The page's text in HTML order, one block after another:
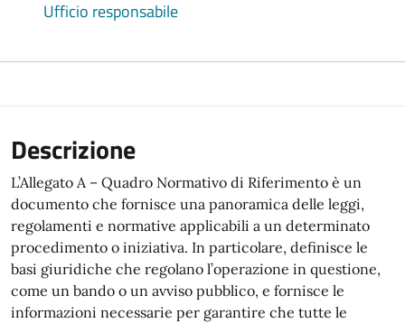
Ufficio responsabile
Descrizione
L’Allegato A – Quadro Normativo di Riferimento è un
documento che fornisce una panoramica delle leggi,
regolamenti e normative applicabili a un determinato
procedimento o iniziativa. In particolare, definisce le
basi giuridiche che regolano l’operazione in questione,
come un bando o un avviso pubblico, e fornisce le
informazioni necessarie per garantire che tutte le